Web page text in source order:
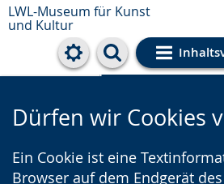
LWL-Museum für Kunst
und Kultur
Cookie-
Dürfen wir Cookies
Ein Cookie ist eine
Browser auf dem Endgerät